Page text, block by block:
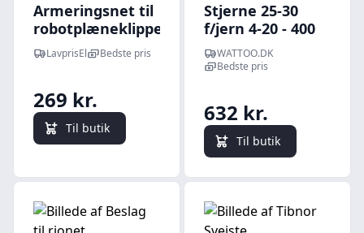
Armeringsnet til
robotplæneklipper,
0,6x10 meter, grøn
LavprisEl Bedste pris
269 kr.
Til butik
Stjerne 25-30
f/jern 4-20 - 400
stk (1039006)
WATTOO.DK
Bedste pris
632 kr.
Til butik